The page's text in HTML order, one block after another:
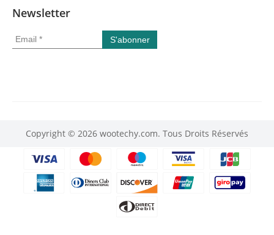
Newsletter
Copyright © 2026 wootechy.com. Tous Droits Réservés